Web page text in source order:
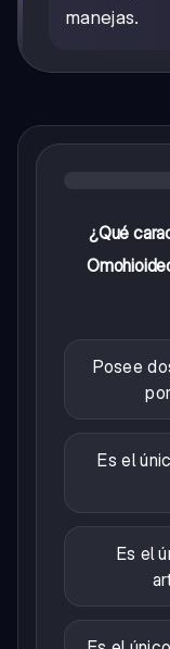
manejas.
¿Qué
Posee
Es el
Es el